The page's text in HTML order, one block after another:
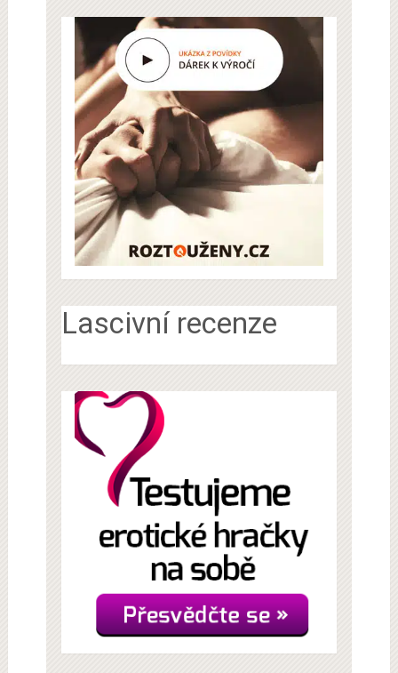
Lascivní recenze